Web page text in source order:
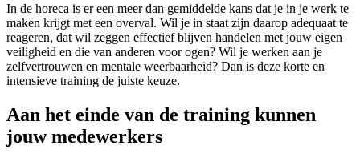
In de horeca is er een meer dan gemiddelde kans dat je in je werk te
maken krijgt met een overval. Wil je in staat zijn daarop adequaat te
reageren, dat wil zeggen effectief blijven handelen met jouw eigen
veiligheid en die van anderen voor ogen? Wil je werken aan je
zelfvertrouwen en mentale weerbaarheid? Dan is deze korte en
intensieve training de juiste keuze.
Aan het einde van de training kunnen
jouw medewerkers